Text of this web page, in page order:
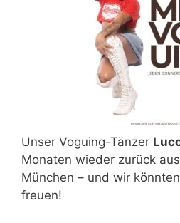
Unser Voguing-Tänzer
Monaten wieder zurück
München – und wir
freuen!